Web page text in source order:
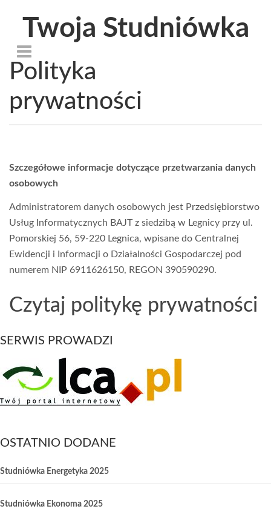
Twoja Studniówka
Polityka
prywatności
Szczegółowe informacje dotyczące przetwarzania danych
osobowych
Administratorem danych osobowych jest Przedsiębiorstwo
Usług Informatycznych BAJT z siedzibą w Legnicy przy ul.
Pomorskiej 56, 59-220 Legnica, wpisane do Centralnej
Ewidencji i Informacji o Działalności Gospodarczej pod
numerem NIP 6911626150, REGON 390590290.
Czytaj politykę prywatności
SERWIS PROWADZI
OSTATNIO DODANE
Studniówka Energetyka 2025
Studniówka Ekonoma 2025